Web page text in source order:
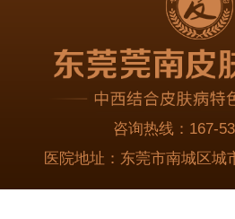
咨询热线： 167-
医院地址： 东莞市南城区城